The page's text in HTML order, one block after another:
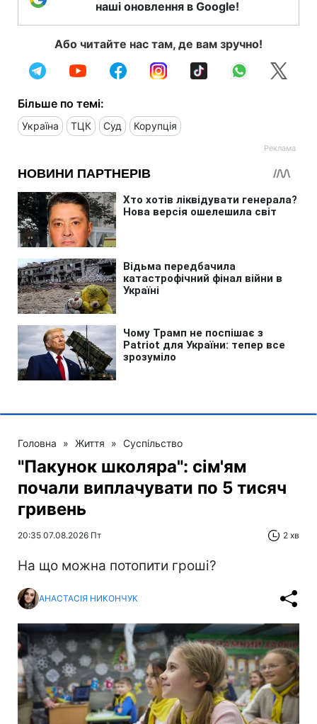
наші оновлення в Google!
Або читайте нас там, де вам зручно!
Більше по темі:
Україна ТЦК Суд Корупція
Головна » Життя » Суспільство
"Пакунок школяра": сім'ям
почали виплачувати по 5 тисяч
гривень
20:35 07.08.2026 Пт 2 хв
На що можна потопити гроші?
АНАСТАСІЯ НИКОНЧУК